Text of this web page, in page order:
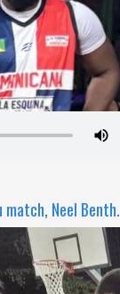
match, Neel Benth.